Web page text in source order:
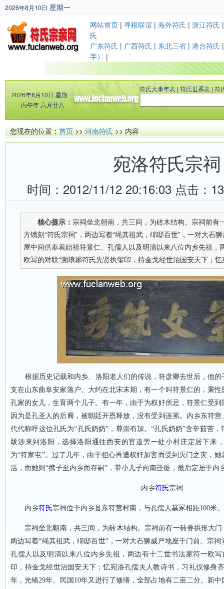
2026年8月10日 星期一
丙午年 六月廿八 网站首页 | 寻根联谊 | 海外符氏 | 浙江符氏
氏
广东符氏 | 广西符氏 | 东北三省 | 港台符氏
字）
|
2026年8月10日 星期一
丙午年 六月廿八
符氏大事年表 | 符氏世系表 | 符
您现在的位置：首页>>河南符氏>> 内容
宛洛符氏宗祠
时间：2012/11/12 20:16:03 点击：
核心提示： 宗祠坐北朝南，共三间，为砖木结构。宗祠前有
方镌刻“符氏宗祠”，两边写着“绳其祖武，绵邸百世”，一对大石
屋中间供奉着始祖符景仁、孔儒人以及明清以来八位内乡先祖，
欧写的对联“溯琅琊符氏先贤执玺印，持金戈经世治国安天下；
根据历史记载和内乡、洛阳老人们的传说，符彦卿去世后，他
支在山东曲阜安家落户。大约在北宋末期，有一个叫符景仁的，秉
孔家的女儿，生育两个儿子。有一年，由于为权奸所忌，符景仁受
因为是孔圣人的后裔，被朝廷开恩释放，没有受到连累。内乡东符
代代称呼这位孔氏为“孔氏奶奶”，尊崇有加。“孔氏奶奶”含辛茹苦
跋涉来到洛阳，选择洛阳通往西安的官道旁一处小村庄定居下来
为“符家屯”。 过了几年，由于担心再遭权奸加害而受到灭门之灾，
活，而她则“携子至内乡而存嗣”，带小儿子向南迁徙，最后定居于内
内乡符氏宗祠
内乡符氏宗祠位于内乡县东符营村南，与孔儒人墓冢相距100米。
宗祠坐北朝南，共三间，为砖木结构。宗祠前有一砖券拱形大门
两边写着“绳其祖武，绵邸百世”，一对大石狮威严地座于门前。宗
孔儒人以及明清以来八位内乡先祖，两边有十二世书法家符一欧写
印，持金戈经世治国安天下；忆宛洛孔儒夫人教诗书，习礼仪修身
年，光绪29年、民国 10年又进行了修缮，全部占地有二亩二分。新